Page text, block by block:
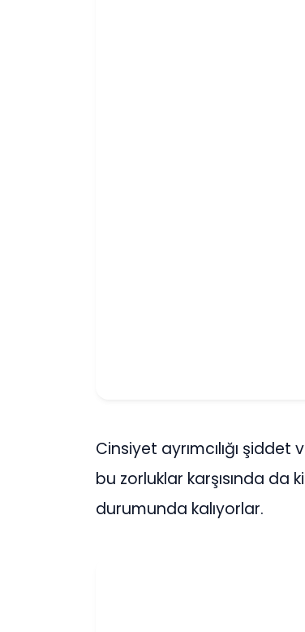
Cinsiyet ayrımcılığı
bu zorluklar karşısında da
durumunda kalıyorlar.